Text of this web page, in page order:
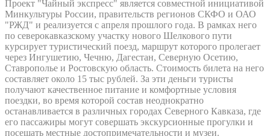
Проект "Чайный экспресс" является совместной инициативой
Минкультуры России, правительств регионов СКФО и ОАО
"РЖД" и реализуется с апреля прошлого года. В рамках него
по северокавказскому участку нового Шелкового пути
курсирует туристический поезд, маршрут которого пролегает
через Ингушетию, Чечню, Дагестан, Северную Осетию,
Ставрополье и Ростовскую область. Стоимость билета на него
составляет около 15 тыс рублей. За эти деньги туристы
получают качественное питание и комфортные условия
поездки, во время которой состав неоднократно
останавливается в различных городах Северного Кавказа, где
его пассажиры могут совершать экскурсионные прогулки и
посещать местные достопримечательности и музеи.